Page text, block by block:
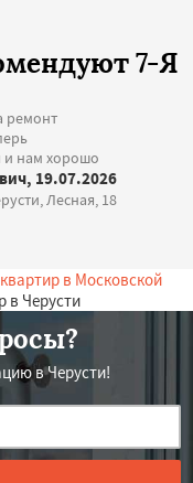
7-Я
ремонт
и нам хорошо
19.07.2026
Лесная, 18
в Московской
в Черусти
в Черусти!